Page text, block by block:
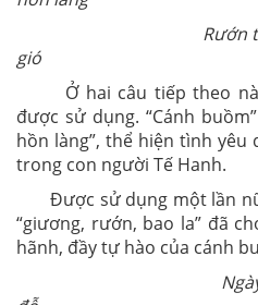
Rướn
gió
Ở hai câu tiếp theo
được sử dụng. “Cánh
hồn làng”, thể hiện tình
trong con người Tế Hanh.
Được sử dụng một lần
“giương, rướn, bao la” đã
hãnh, đầy tự hào của cánh